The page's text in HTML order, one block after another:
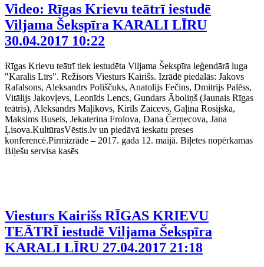
Video: Rīgas Krievu teātrī iestudē
Viljama Šekspīra KARALI LĪRU
30.04.2017 10:22
Rīgas Krievu teātrī tiek iestudēta Viljama Šekspīra leģendārā luga
"Karalis Līrs". Režisors Viesturs Kairišs. Izrādē piedalās: Jakovs
Rafalsons, Aleksandrs Poliščuks, Anatolijs Fečins, Dmitrijs Palēss,
Vitālijs Jakovļevs, Leonīds Lencs, Gundars Āboliņš (Jaunais Rīgas
teātris), Aleksandrs Maļikovs, Kirils Zaicevs, Gaļina Rosijska,
Maksims Busels, Jekaterina Frolova, Dana Čerņecova, Jana
Ļisova.KultūrasVēstis.lv un piedāvā ieskatu preses
konferencē.Pirmizrāde – 2017. gada 12. maijā. Biļetes nopērkamas
Biļešu servisa kasēs
Viesturs Kairišs RĪGAS KRIEVU
TEĀTRĪ iestudē Viljama Šekspīra
KARALI LĪRU 27.04.2017 21:18